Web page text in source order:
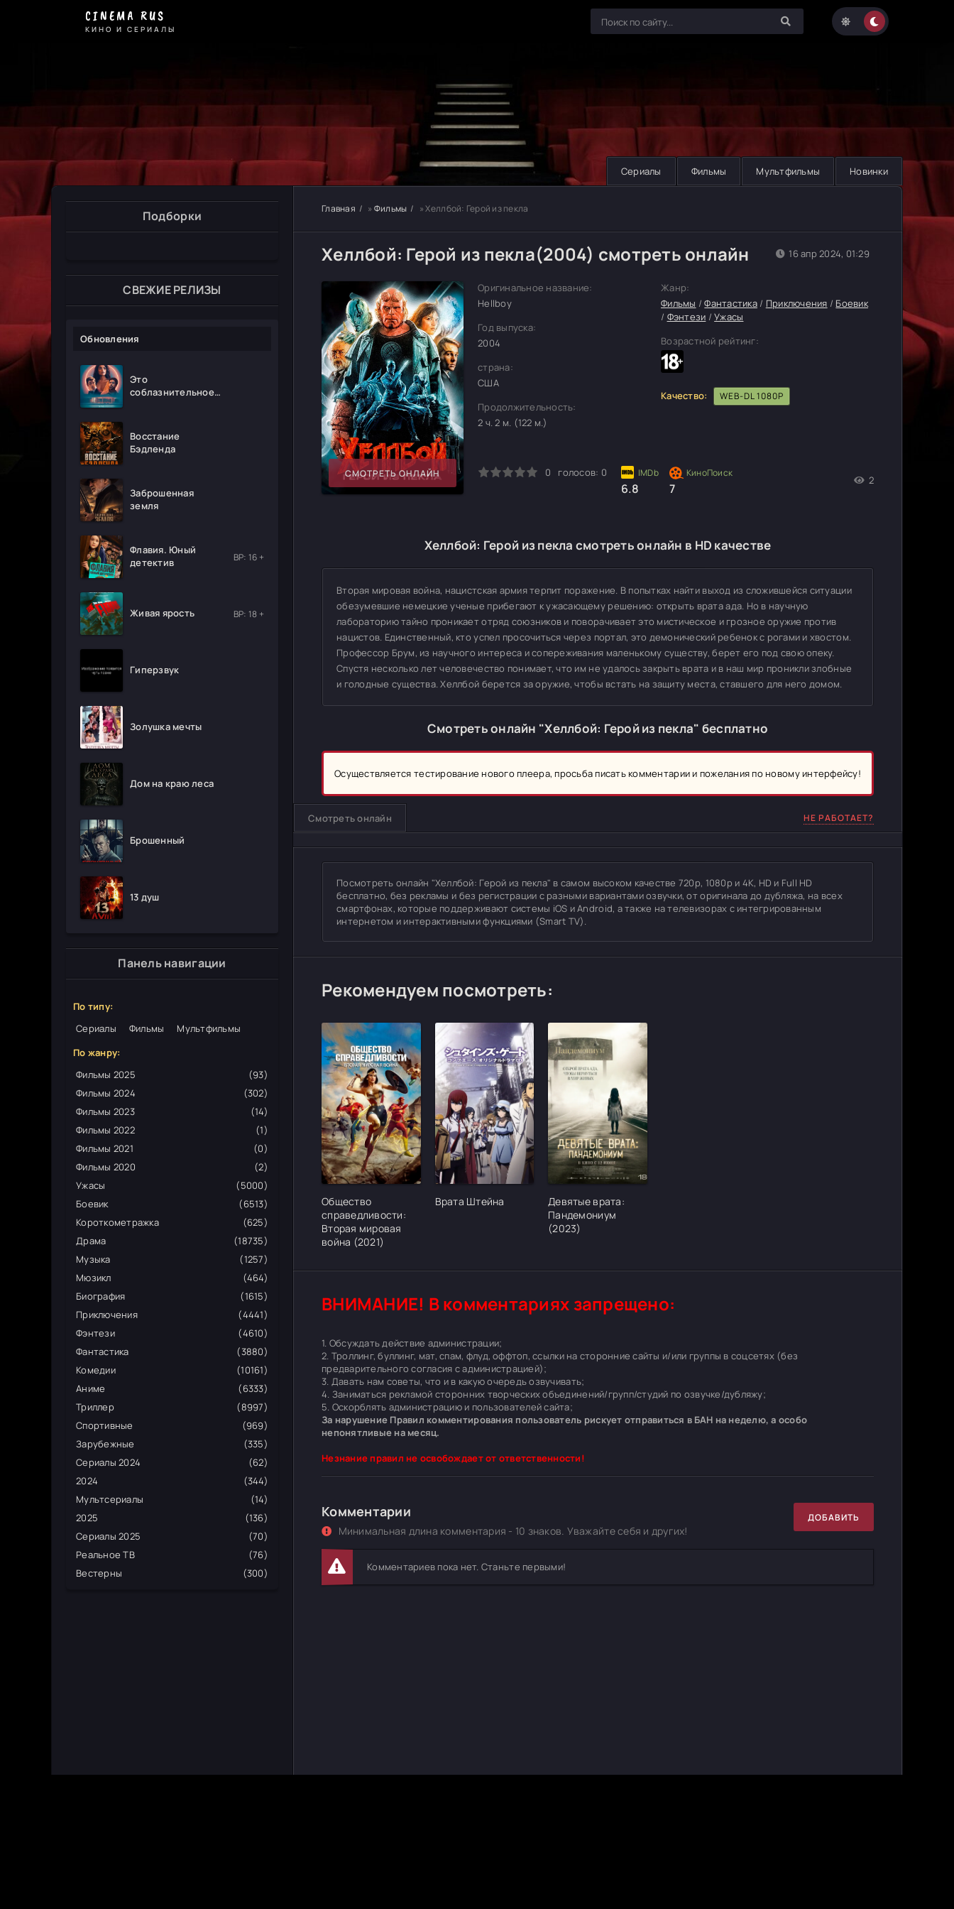
CINEMA RUS
КИНО И СЕРИАЛЫ
Сериалы Фильмы Мультфильмы Новинки
Подборки
СВЕЖИЕ РЕЛИЗЫ
Обновления
Это
соблазнительное
Восстание
Бэдленда
Заброшенная
земля
Флавия. Юный
детектив
ВР: 16 +
Живая ярость ВР: 18 +
Гиперзвук
Золушка мечты
Дом на краю леса
Брошенный
13 душ
Панель навигации
По типу:
Сериалы
Фильмы
Мультфильмы
По жанру:
Фильмы 2025
(93)
Фильмы 2024
(302)
Фильмы 2023
(14)
Фильмы 2022
(1)
Фильмы 2021
(0)
Фильмы 2020
(2)
Ужасы
(5000)
Боевик
(6513)
Короткометражка
(625)
Драма
(18735)
Музыка
(1257)
Мюзикл
(464)
Биография
(1615)
Приключения
(4441)
Фэнтези
(4610)
Фантастика
(3880)
Комедии
(10161)
Аниме
(6333)
Триллер
(8997)
Спортивные
(969)
Зарубежные
(335)
Сериалы 2024
(62)
2024
(344)
Мультсериалы
(14)
2025
(136)
Сериалы 2025
(70)
Реальное ТВ
(76)
Вестерны
(300)
Главная » Фильмы » Хеллбой: Герой из пекла
Хеллбой: Герой из пекла(2004) смотреть онлайн
СМОТРЕТЬ ОНЛАЙН
Оригинальное название:
Hellboy
Год выпуска:
2004
страна:
США
Продолжительность:
2 ч. 2 м. (122 м.)
0 1 2 3 4 5 0 голосов: 0
6.8 7
2
16 апр 2024, 01:29
Жанр:
Фильмы /Фантастика/ Приключения / Боевик
/ Фэнтези /Ужасы
Возрастной рейтинг:
Качество: WEB-DL 1080P
Хеллбой: Герой из пекла смотреть онлайн в HD качестве
Вторая мировая война, нацистская армия терпит поражение. В попытках найти выход из сложившейся ситуации
обезумевшие немецкие ученые прибегают к ужасающему решению: открыть врата ада. Но в научную
лабораторию тайно проникает отряд союзников и поворачивает это мистическое и грозное оружие против
нацистов. Единственный, кто успел просочиться через портал, это демонический ребенок с рогами и хвостом.
Профессор Брум, из научного интереса и сопереживания маленькому существу, берет его под свою опеку.
Спустя несколько лет человечество понимает, что им не удалось закрыть врата и в наш мир проникли злобные
и голодные существа. Хеллбой берется за оружие, чтобы встать на защиту места, ставшего для него домом.
Смотреть онлайн "Хеллбой: Герой из пекла" бесплатно
Осуществляется тестирование нового плеера, просьба писать комментарии и пожелания по новому интерфейсу!
Смотреть онлайн НЕ РАБОТАЕТ?
Посмотреть онлайн "Хеллбой: Герой из пекла" в самом высоком качестве 720p, 1080p и 4K, HD и Full HD
бесплатно, без рекламы и без регистрации с разными вариантами озвучки, от оригинала до дубляжа, на всех
смартфонах, которые поддерживают системы iOS и Android, а также на телевизорах с интегрированным
интернетом и интерактивными функциями (Smart TV).
Рекомендуем посмотреть:
[/xfgiven_cvh_poster_urlcvh_poster_url]
Общество
справедливости:
Вторая мировая
война (2021)
[/xfgiven_cvh_poster_urlcvh_poster_url]
Врата Штейна
[/xfgiven_cvh_poster_urlcvh_poster_url]
Девятые врата:
Пандемониум
(2023)
ВНИМАНИЕ! В комментариях запрещено:
1. Обсуждать действие администрации;
2. Троллинг, буллинг, мат, спам, флуд, оффтоп, ссылки на сторонние сайты и/или группы в соцсетях (без
предварительного согласия с администрацией);
3. Давать нам советы, что и в какую очередь озвучивать;
4. Заниматься рекламой сторонних творческих объединений/групп/студий по озвучке/дубляжу;
5. Оскорблять администрацию и пользователей сайта;
За нарушение Правил комментирования пользователь рискует отправиться в БАН на неделю, а особо
непонятливые на месяц.
Незнание правил не освобождает от ответственности!
Комментарии
Минимальная длина комментария - 10 знаков. Уважайте себя и других!
ДОБАВИТЬ
Комментариев пока нет. Станьте первыми!